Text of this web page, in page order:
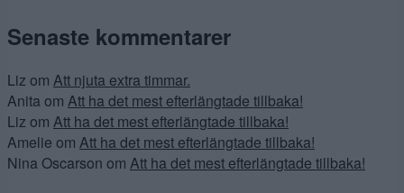
Senaste kommentarer
Liz om Att njuta extra timmar.
Anitaom Att ha det mest efterlängtade tillbaka!
Liz om Att ha det mest efterlängtade tillbaka!
Amelie om Att ha det mest efterlängtade tillbaka!
Nina Oscarson om Att ha det mest efterlängtade tillbaka!